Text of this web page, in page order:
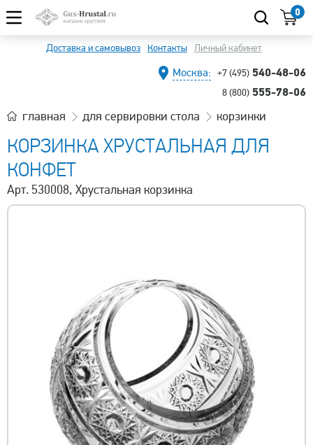
0
Доставка и самовывоз Контакты Личный кабинет
Москва: +7 (495) 540-48-06
8 (800) 555-78-06
главная для сервировки стола корзинки
КОРЗИНКА ХРУСТАЛЬНАЯ ДЛЯ
КОНФЕТ
Арт. 530008, Хрустальная корзинка